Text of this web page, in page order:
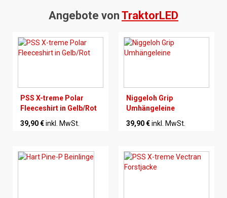
Angebote von TraktorLED
PSS X-treme Polar
Fleeceshirt in Gelb/Rot
39,90 €inkl. MwSt.
Niggeloh Grip
Umhängeleine
39,90 €inkl. MwSt.